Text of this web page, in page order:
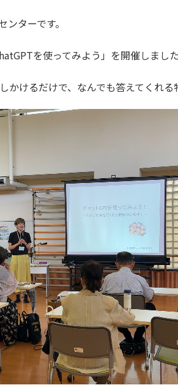
ターです。
を使ってみよう」を開催しました
かけるだけで、なんでも答えてくれる